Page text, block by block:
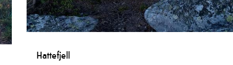
Hattefjell